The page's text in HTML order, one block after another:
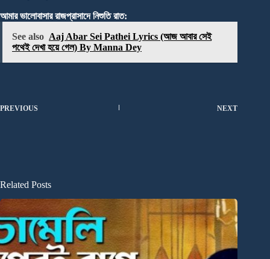
আমার ভালোবাসার রাজপ্রাসাদে নিশুতি রাত:
See also Aaj Abar Sei Pathei Lyrics (আজ আবার সেই
পথেই দেখা হয়ে গেল) By Manna Dey
PREVIOUS NEXT
Related Posts